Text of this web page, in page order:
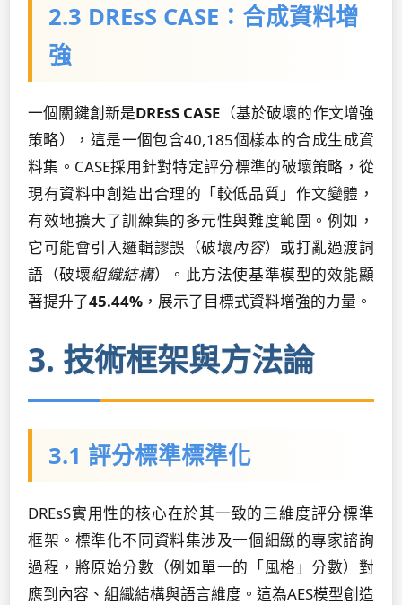
2.3 DREsS CASE：合成資料增
強
一個關鍵創新是DREsS CASE （基於破壞的作文增強
策略），這是一個包含40,185個樣本的合成生成資
料集。CASE採用針對特定評分標準的破壞策略，從
現有資料中創造出合理的「較低品質」作文變體，
有效地擴大了訓練集的多元性與難度範圍。例如，
它可能會引入邏輯謬誤（破壞內容）或打亂過渡詞
語（破壞組織結構）。此方法使基準模型的效能顯
著提升了45.44% ，展示了目標式資料增強的力量。
3. 技術框架與方法論
3.1 評分標準標準化
DREsS實用性的核心在於其一致的三維度評分標準
框架。標準化不同資料集涉及一個細緻的專家諮詢
過程，將原始分數（例如單一的「風格」分數）對
應到內容、組織結構與語言維度。這為AES模型創造